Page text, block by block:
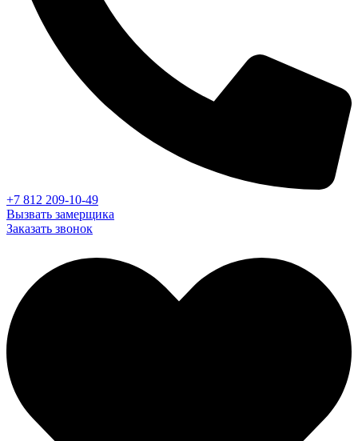
+7 812 209-10-49
Вызвать замерщика
Заказать звонок